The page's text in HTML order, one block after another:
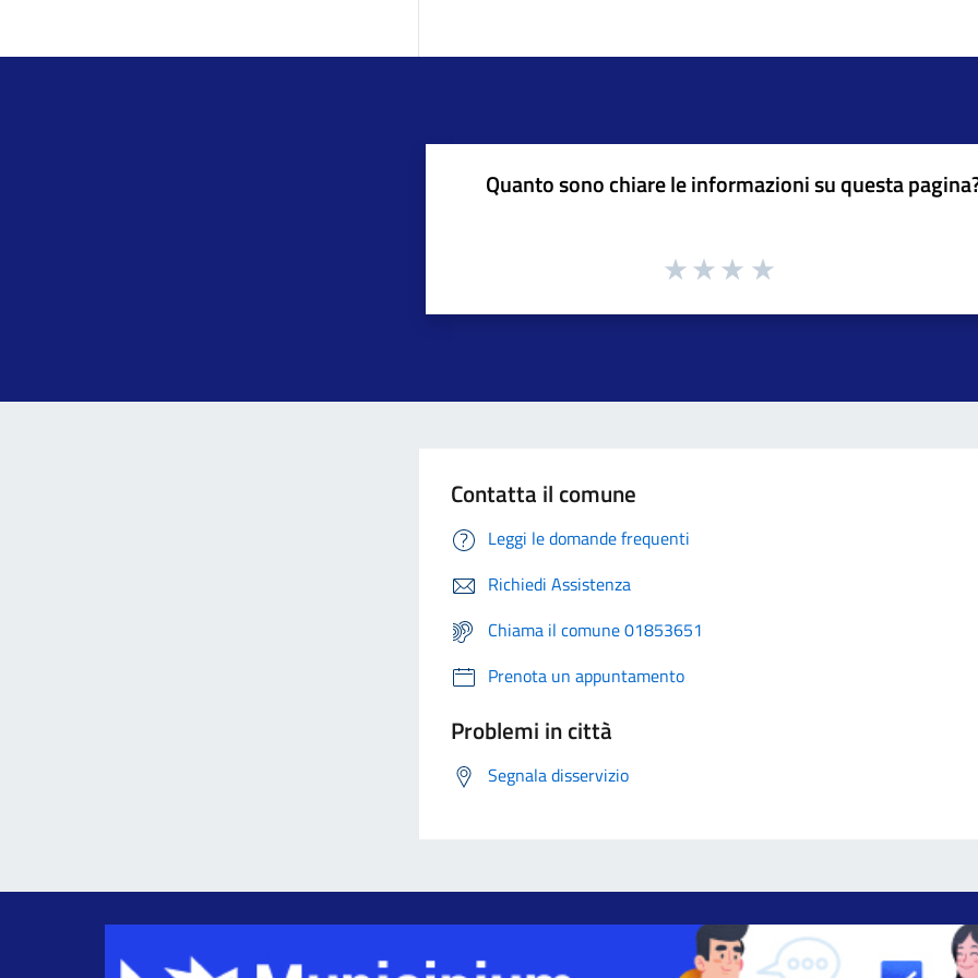
Quanto sono chiare le informazioni su questa
Contatta il comune
Leggi le domande frequenti
Richiedi Assistenza
Chiama il comune 01853651
Prenota un appuntamento
Problemi in città
Segnala disservizio